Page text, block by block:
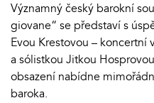
Významný český barokní
giovane“ se představí s
Evou Krestovou –
a sólistkou Jitkou
obsazení nabídne
baroka.